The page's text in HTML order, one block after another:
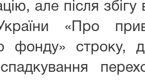
але після
«Про
фонду» строку,